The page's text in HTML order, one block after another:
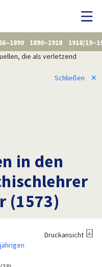
1890–1918
1918/
die als verletzend
Schließen
✕
in den
(1573)
Druckansicht